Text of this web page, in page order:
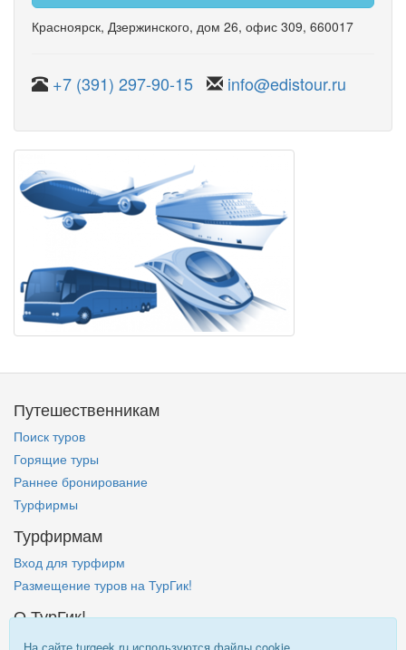
Красноярск, Дзержинского, дом 26, офис 309, 660017
+7 (391) 297-90-15 info@edistour.ru
Путешественникам
Поиск туров
Горящие туры
Раннее бронирование
Турфирмы
Турфирмам
Вход для турфирм
Размещение туров на ТурГик!
О ТурГик!
Кто такой ТурГик?